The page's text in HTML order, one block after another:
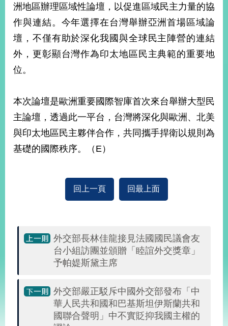
國
與
地
區
國
播
政
府
資
服
相
洲地區辦理區域性論壇，以促進區域民主力量的協
作與連結。今年選擇在台灣舉辦亞洲首場區域論
壇，不僅有助於深化我國與全球民主陣營的連結
外，更彰顯台灣作為印太地區民主典範的重要地
位。
本次論壇是歐洲重要國際智庫首次來台舉辦大型民
主論壇，透過此一平台，台灣將深化與歐洲、北美
與印太地區民主夥伴合作，共同攜手捍衛以規則為
基礎的國際秩序。（E）
回上一頁 回最上面
外交部長林佳龍接見法國國民議會友
台小組訪團並頒贈「睦誼外交獎章」
予帕媞斯黛主席
外交部嚴正駁斥中國外交部發布「中
華人民共和國和巴基斯坦伊斯蘭共和
國聯合聲明」中不實貶抑我國主權的